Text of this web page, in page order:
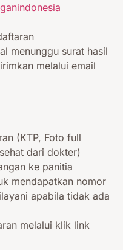
menunggu surat hasil
melalui email
(KTP, Foto full
dari dokter)
ke panitia
mendapatkan nomor
apabila tidak ada
melalui klik link